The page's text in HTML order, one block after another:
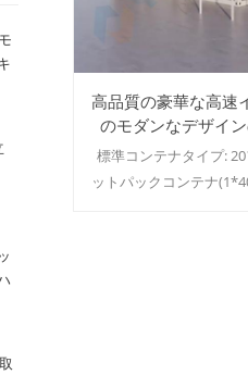
高品質の豪華な高速
のモダンなデザイ
プレハブ ゲスト
標準コンテナタイプ:
ットパックコンテナ